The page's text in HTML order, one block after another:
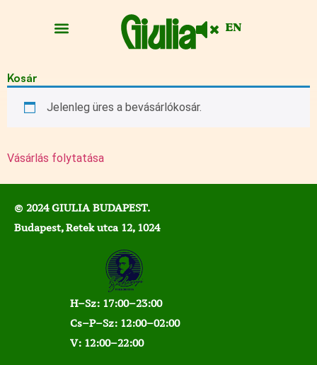
EN
Kosár
Jelenleg üres a bevásárlókosár.
Vásárlás folytatása
© 2024 GIULIA BUDAPEST.
Budapest, Retek utca 12, 1024
H–Sz: 17:00–23:00
Cs–P–Sz: 12:00–02:00
V: 12:00–22:00